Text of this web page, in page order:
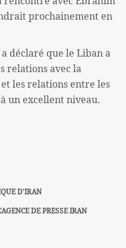
prochainement en
déclaré que le Liban a
relations avec la
les relations entre les
un excellent niveau.
D'IRAN
DE PRESSE IRAN